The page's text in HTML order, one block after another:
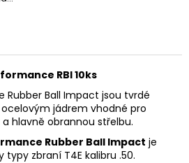
RBI 10ks
Rubber Ball Impact jsou tvrdé
ocelovým jádrem vhodné pro
hlavně obrannou střelbu.
Rubber Ball Impact je
zbraní T4E kalibru .50.